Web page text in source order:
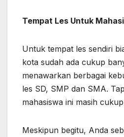
Tempat Les Untuk
Untuk tempat les sendiri
kota sudah ada cukup
menawarkan berbagai
les SD, SMP dan SMA.
mahasiswa ini masih
Meskipun begitu, Anda